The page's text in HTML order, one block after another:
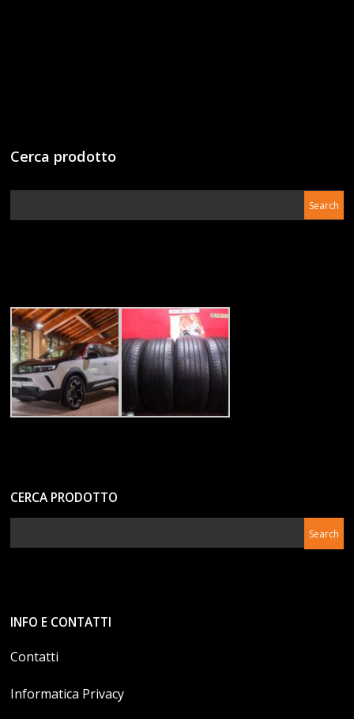
Cerca prodotto
CERCA PRODOTTO
INFO E CONTATTI
Contatti
Informatica Privacy